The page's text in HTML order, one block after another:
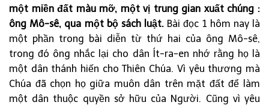
một miền đất màu mỡ, một vị trung gian xuất chúng :
ông Mô-sê, qua một bộ sách luật. Bài đọc 1 hôm nay là
một phần trong bài diễn từ thứ hai của ông Mô-sê,
trong đó ông nhắc lại cho dân Ít-ra-en nhớ rằng họ là
một dân thánh hiến cho Thiên Chúa. Vì yêu thương mà
Chúa đã chọn họ giữa muôn dân trên mặt đất để làm
một dân thuộc quyền sở hữu của Người. Cũng vì yêu